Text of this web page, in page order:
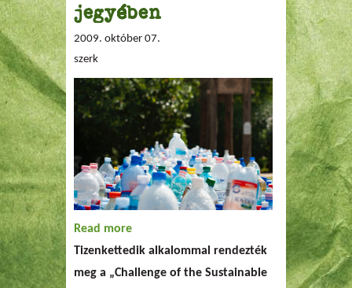
jegyében
2009. október 07.
szerk
Read more about Nyári egyetem a fenntarthatóság
jegyében
Tizenkettedik alkalommal rendezték
meg a „Challenge of the Sustainable